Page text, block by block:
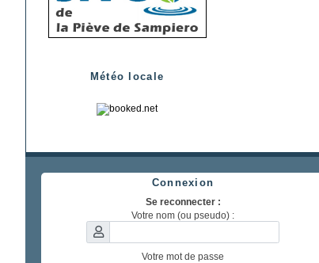
Météo locale
Connexion
Se reconnecter :
Votre nom (ou pseudo) :
Votre mot de passe